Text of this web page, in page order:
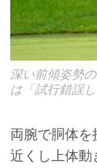
深い前傾姿勢
は「試行錯誤
両腕で胴体を
近くし上体動